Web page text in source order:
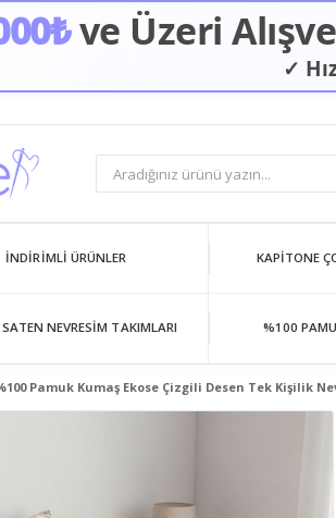
ve Üzeri
✓
İNDIRIMLI ÜRÜNLER KAPITONE
NEVRESIM TAKIMLARI %100
Pamuk Kumaş Ekose Çizgili Desen Tek Kişilik